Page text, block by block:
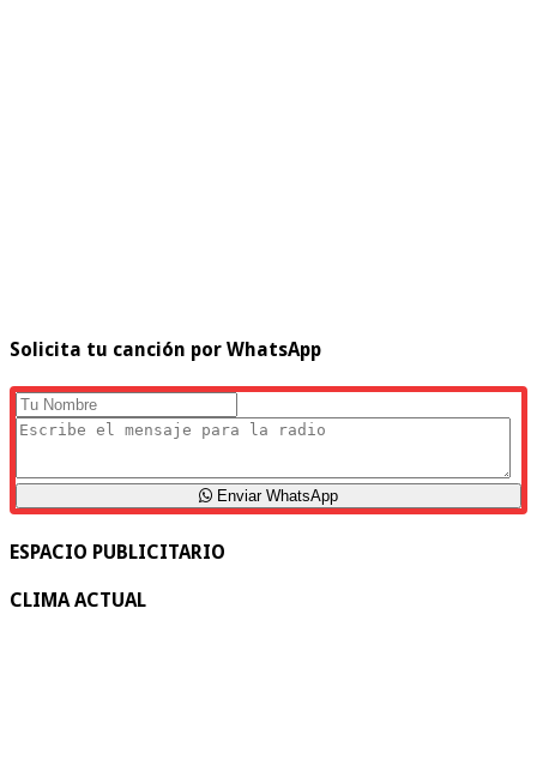
Solicita tu canción por WhatsApp
Enviar WhatsApp
ESPACIO PUBLICITARIO
CLIMA ACTUAL